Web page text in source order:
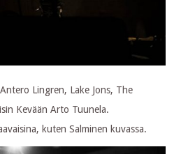
Lingren, Lake Jons, The
Kevään Arto Tuunela.
kuten Salminen kuvassa.